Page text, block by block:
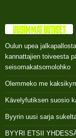
UUSIMMAT UUTISET
Oulun upea
kannattajien toiveesta
seisomakatsomolohko
Olemmeko me
Kävelyfutiksen suosio
Byyrin uusi sarja
BYYRI ETSII